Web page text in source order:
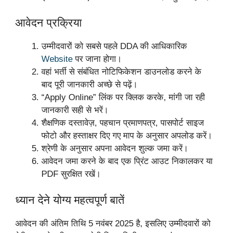
आवेदन प्रक्रिया
उम्मीदवारों को सबसे पहले DDA की आधिकारिक
Websiteपर जाना होगा।
वहां भर्ती से संबंधित नोटिफिकेशन डाउनलोड करने के
बाद पूरी जानकारी अच्छे से पढ़ें।
“Apply Online” लिंक पर क्लिक करके, मांगी जा रही
जानकारी सही से भरें।
शैक्षणिक दस्तावेज़, पहचान प्रमाणपत्र, पासपोर्ट साइज
फोटो और हस्ताक्षर दिए गए माप के अनुसार अपलोड करें।
श्रेणी के अनुसार अपना आवेदन शुल्क जमा करें।
आवेदन जमा करने के बाद एक प्रिंट आउट निकालकर या
PDF सुरक्षित रखें।
ध्यान देने योग्य महत्वपूर्ण बातें
आवेदन की अंतिम तिथि 5 नवंबर 2025 है, इसलिए उम्मीदवारों को